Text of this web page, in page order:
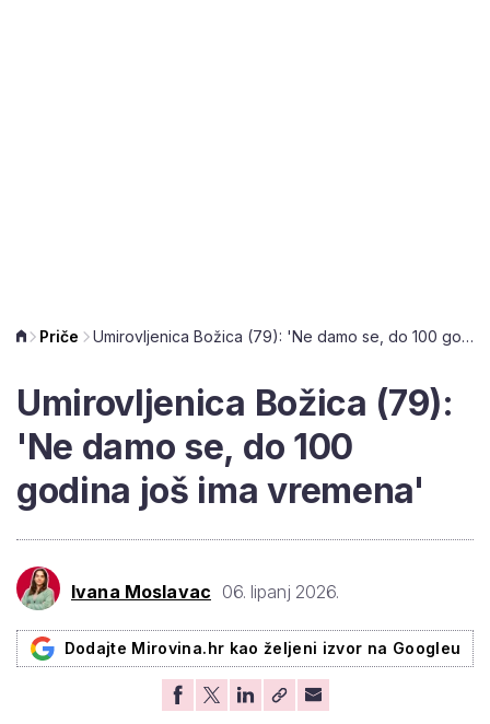
Priče Umirovljenica Božica (79): 'Ne damo se, do 100 godina još ima vremena'
Umirovljenica Božica (79):
'Ne damo se, do 100
godina još ima vremena'
Ivana Moslavac 06. lipanj 2026.
Dodajte Mirovina.hr kao željeni izvor na Googleu